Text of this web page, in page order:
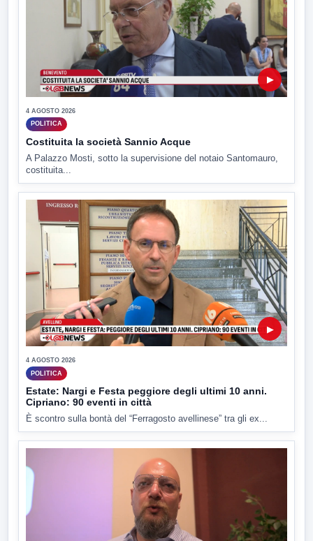
▶
4 AGOSTO 2026
POLITICA
Costituita la società Sannio Acque
A Palazzo Mosti, sotto la supervisione del notaio Santomauro,
costituita...
▶
4 AGOSTO 2026
POLITICA
Estate: Nargi e Festa peggiore degli ultimi 10 anni.
Cipriano: 90 eventi in città
È scontro sulla bontà del “Ferragosto avellinese” tra gli ex...